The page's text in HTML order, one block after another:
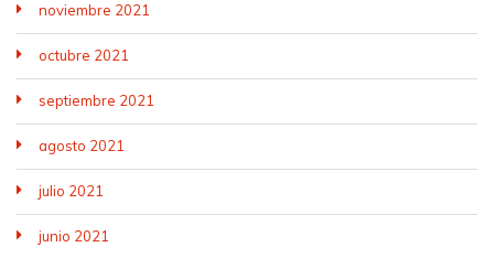
noviembre 2021
octubre 2021
septiembre 2021
agosto 2021
julio 2021
junio 2021